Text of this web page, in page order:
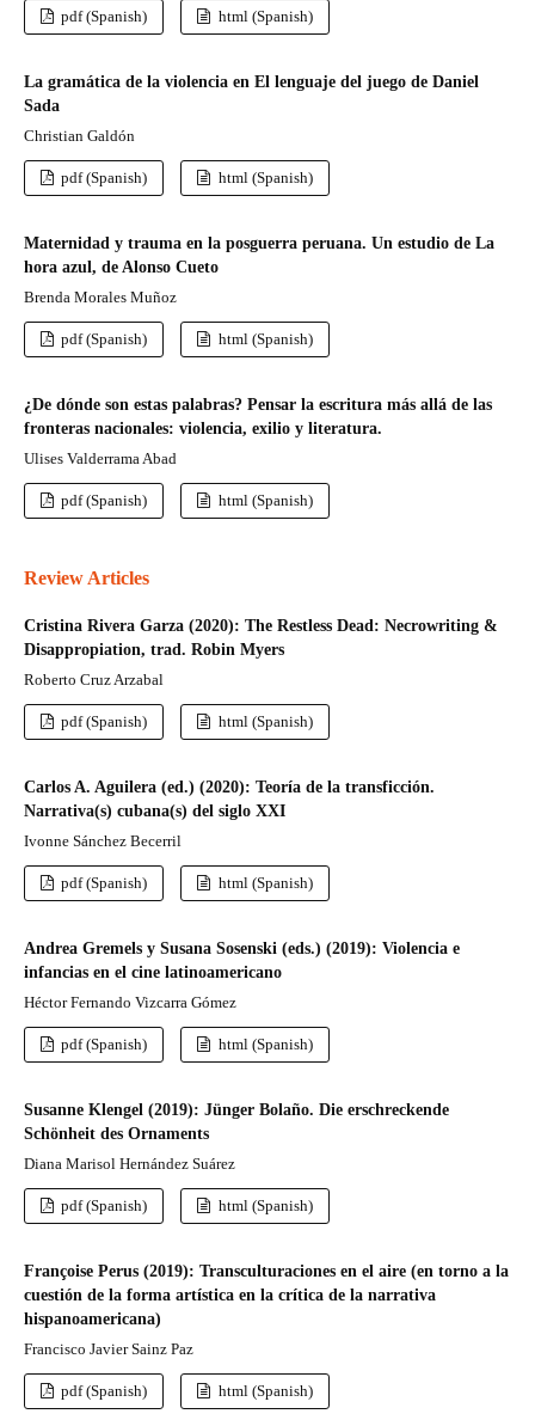
pdf (Spanish) html (Spanish)
La gramática de la violencia en El lenguaje del juego de Daniel
Sada
Christian Galdón
pdf (Spanish) html (Spanish)
Maternidad y trauma en la posguerra peruana. Un estudio de La
hora azul, de Alonso Cueto
Brenda Morales Muñoz
pdf (Spanish) html (Spanish)
¿De dónde son estas palabras? Pensar la escritura más allá de las
fronteras nacionales: violencia, exilio y literatura.
Ulises Valderrama Abad
pdf (Spanish) html (Spanish)
Review Articles
Cristina Rivera Garza (2020): The Restless Dead: Necrowriting &
Disappropiation, trad. Robin Myers
Roberto Cruz Arzabal
pdf (Spanish) html (Spanish)
Carlos A. Aguilera (ed.) (2020): Teoría de la transficción.
Narrativa(s) cubana(s) del siglo XXI
Ivonne Sánchez Becerril
pdf (Spanish) html (Spanish)
Andrea Gremels y Susana Sosenski (eds.) (2019): Violencia e
infancias en el cine latinoamericano
Héctor Fernando Vizcarra Gómez
pdf (Spanish) html (Spanish)
Susanne Klengel (2019): Jünger Bolaño. Die erschreckende
Schönheit des Ornaments
Diana Marisol Hernández Suárez
pdf (Spanish) html (Spanish)
Françoise Perus (2019): Transculturaciones en el aire (en torno a la
cuestión de la forma artística en la crítica de la narrativa
hispanoamericana)
Francisco Javier Sainz Paz
pdf (Spanish) html (Spanish)